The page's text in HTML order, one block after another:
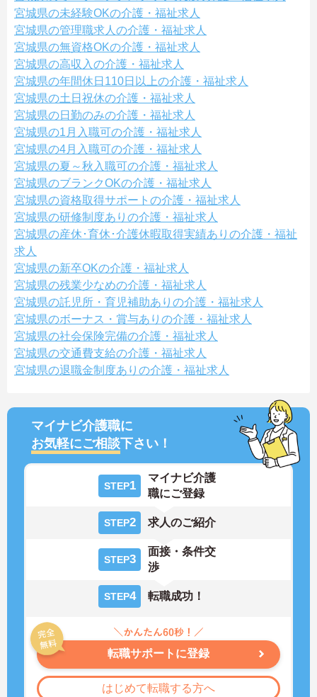
宮城県の未経験OKの介護・福祉求人
宮城県の管理職求人の介護・福祉求人
宮城県の無資格OKの介護・福祉求人
宮城県の高収入の介護・福祉求人
宮城県の年間休日110日以上の介護・福祉求人
宮城県の土日祝休の介護・福祉求人
宮城県の日勤のみの介護・福祉求人
宮城県の1月入職可の介護・福祉求人
宮城県の4月入職可の介護・福祉求人
宮城県の夏～秋入職可の介護・福祉求人
宮城県のブランクOKの介護・福祉求人
宮城県の資格取得サポートの介護・福祉求人
宮城県の研修制度ありの介護・福祉求人
宮城県の産休･育休･介護休暇取得実績ありの介護・福祉
求人
宮城県の新卒OKの介護・福祉求人
宮城県の残業少なめの介護・福祉求人
宮城県の託児所・育児補助ありの介護・福祉求人
宮城県のボーナス・賞与ありの介護・福祉求人
宮城県の社会保険完備の介護・福祉求人
宮城県の交通費支給の介護・福祉求人
宮城県の退職金制度ありの介護・福祉求人
マイナビ介護職に
お気軽にご相談下さい！
STEP1
マイナビ介護
職にご登録
STEP2 求人のご紹介
STEP3
面接・条件交
渉
STEP4 転職成功！
転職サポートに登録
はじめて転職する方へ